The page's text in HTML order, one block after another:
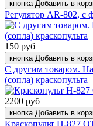
кнопка Добавить в
Регулятор AR-802, с
150 руб
кнопка Добавить в
С другим товаром.
(сопла) краскопульта
2200 руб
кнопка Добавить в